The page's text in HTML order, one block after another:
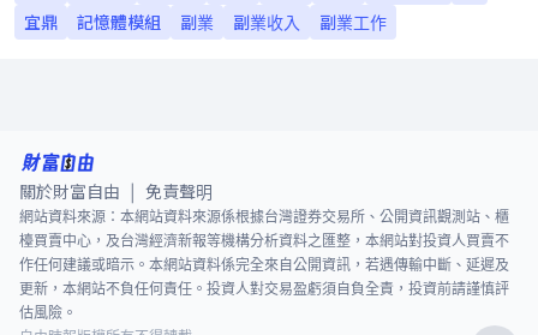
宜鼎
記憶體模組 副業 副業收入 副業工作
關於財富自由 免責聲明
網站資料來源：本網站資料來源係根據台灣證券交易所、公開資訊觀測站、櫃
檯買賣中心，及台灣經濟新報等機構分析資料之匯整，本網站對投資人買賣不
作任何建議或暗示。本網站資料係完全來自公開資訊，若遇傳輸中斷、延遲及
更新，本網站不負任何責任。投資人對交易盈虧須自負全責，投資前請謹慎評
估風險。